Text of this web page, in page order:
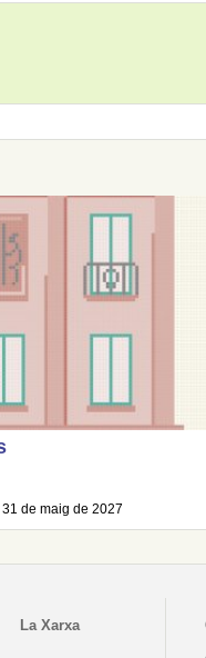
de maig de 2027
La Xarxa